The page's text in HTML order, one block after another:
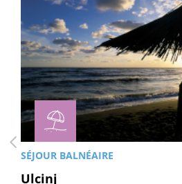
SÉJOUR BALNÉAIRE
Ulcinj